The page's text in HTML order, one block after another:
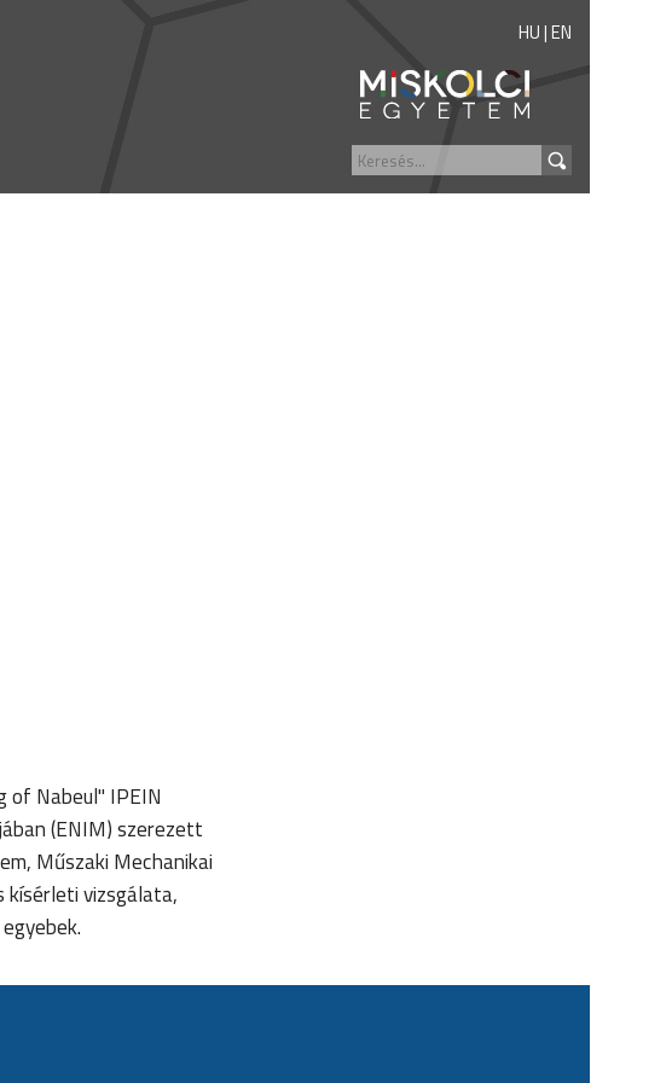
HU|EN
of Nabeul" IPEIN
(ENIM) szerezett
Műszaki Mechanikai
vizsgálata,